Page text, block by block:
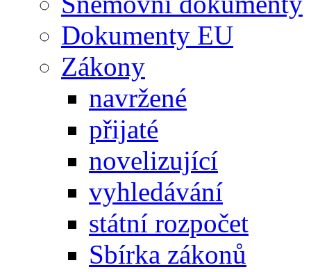
Dokumenty EU
Zákony
navržené
přijaté
novelizující
vyhledávání
státní rozpočet
Sbírka zákonů